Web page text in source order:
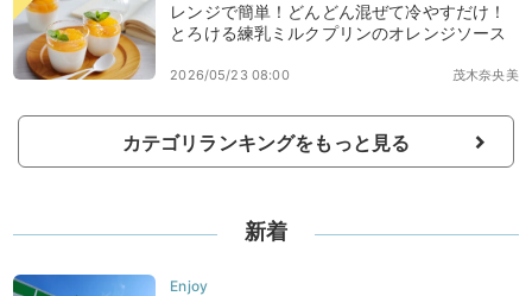
レンジで簡単！どんどん混ぜて冷やすだけ！
とろける練乳ミルクプリンのオレンジソース
茂木奈央美
2026/05/23 08:00
カテゴリランキングをもっと見る
新着